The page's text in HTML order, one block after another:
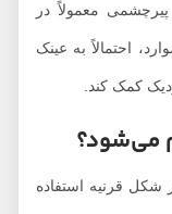
معمولاً در
به عینک
کند.
قرنیه استفاده